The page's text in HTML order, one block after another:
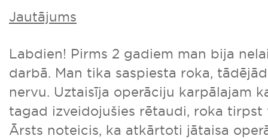
Jautājums
Labdien! Pirms 2 gadiem man bija
darbā. Man tika saspiesta roka,
nervu. Uztaisīja operāciju karpālajam
tagad izveidojušies rētaudi, roka tirpst
Ārsts noteicis, ka atkārtoti jātaisa